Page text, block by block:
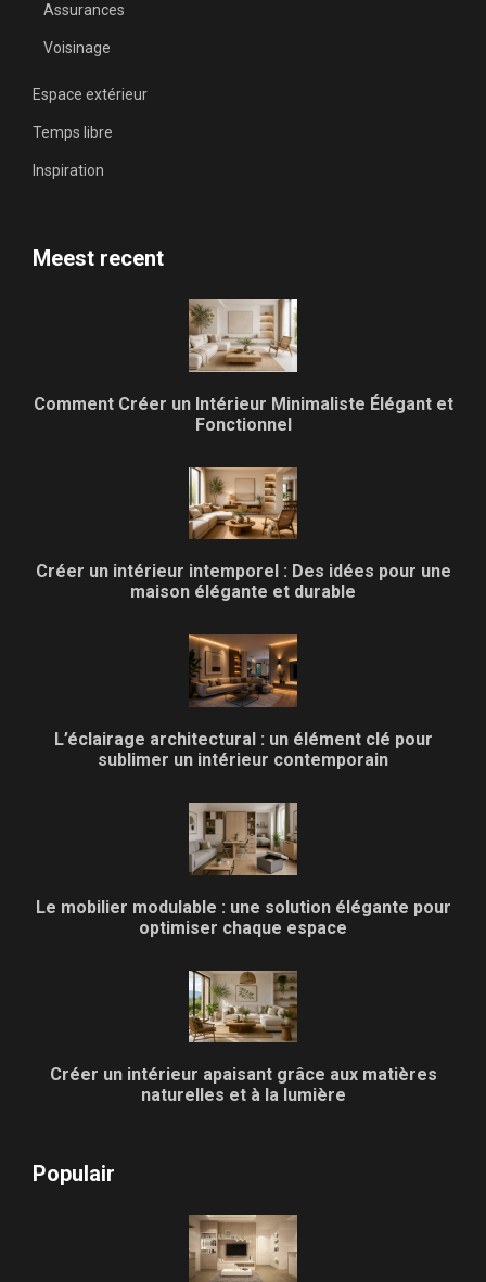
Assurances
Voisinage
Espace extérieur
Temps libre
Inspiration
Meest recent
Comment Créer un Intérieur Minimaliste Élégant et
Fonctionnel
Créer un intérieur intemporel : Des idées pour une
maison élégante et durable
L’éclairage architectural : un élément clé pour
sublimer un intérieur contemporain
Le mobilier modulable : une solution élégante pour
optimiser chaque espace
Créer un intérieur apaisant grâce aux matières
naturelles et à la lumière
Populair